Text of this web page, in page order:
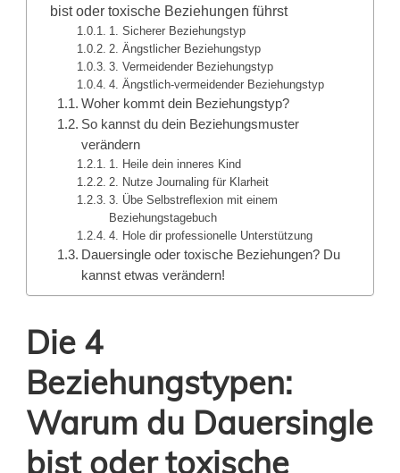
bist oder toxische Beziehungen führst
1. Sicherer Beziehungstyp
2. Ängstlicher Beziehungstyp
3. Vermeidender Beziehungstyp
4. Ängstlich-vermeidender Beziehungstyp
Woher kommt dein Beziehungstyp?
So kannst du dein Beziehungsmuster
verändern
1. Heile dein inneres Kind
2. Nutze Journaling für Klarheit
3. Übe Selbstreflexion mit einem
Beziehungstagebuch
4. Hole dir professionelle Unterstützung
Dauersingle oder toxische Beziehungen? Du
kannst etwas verändern!
Die 4
Beziehungstypen:
Warum du Dauersingle
bist oder toxische